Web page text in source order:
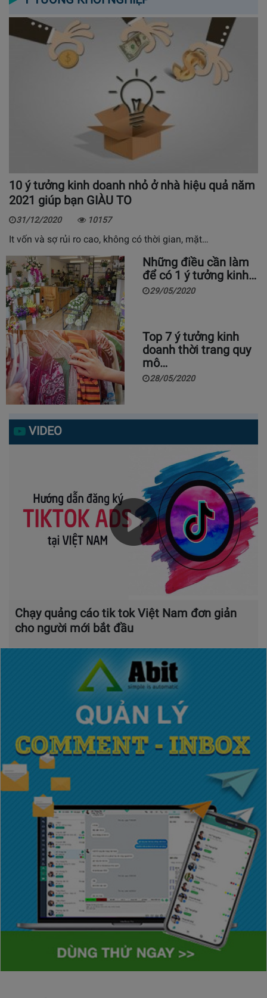
10 ý tưởng kinh doanh nhỏ ở nhà hiệu quả năm
2021 giúp bạn GIÀU TO
31/12/2020 10157
It vốn và sợ rủi ro cao, không có thời gian, mặt…
Những điều cần làm
để có 1 ý tưởng kinh…
29/05/2020
Top 7 ý tưởng kinh
doanh thời trang quy
mô…
28/05/2020
VIDEO
Chạy quảng cáo tik tok Việt Nam đơn giản
cho người mới bắt đầu